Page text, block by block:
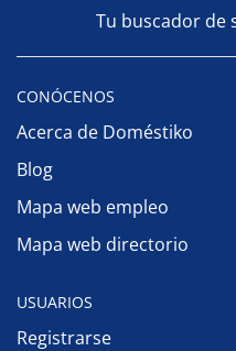
Tu buscador de
CONÓCENOS
Acerca de Doméstiko
Blog
Mapa web empleo
Mapa web directorio
USUARIOS
Registrarse